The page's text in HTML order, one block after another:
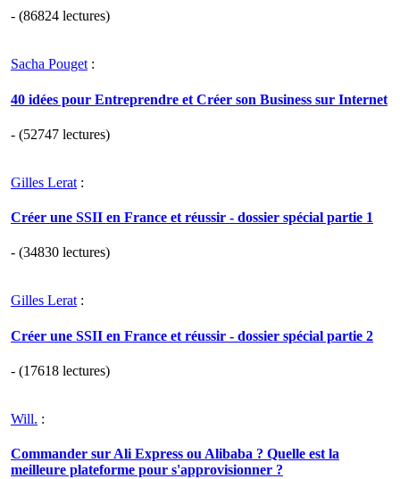
- (86824 lectures)
Sacha Pouget :
40 idées pour Entreprendre et Créer son Business sur Internet
- (52747 lectures)
Gilles Lerat :
Créer une SSII en France et réussir - dossier spécial partie 1
- (34830 lectures)
Gilles Lerat :
Créer une SSII en France et réussir - dossier spécial partie 2
- (17618 lectures)
Will. :
Commander sur Ali Express ou Alibaba ? Quelle est la
meilleure plateforme pour s'approvisionner ?